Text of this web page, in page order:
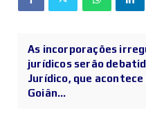
As incorporações
jurídicos serão
Jurídico, que
Goiân...